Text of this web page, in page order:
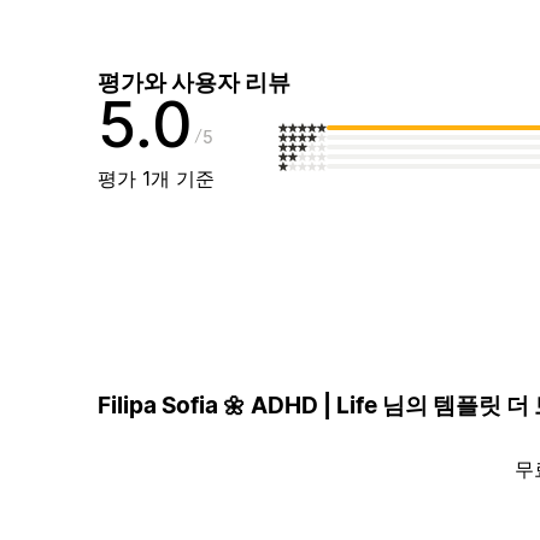
평가와 사용자 리뷰
5.0 5
평가 1개 기준
Filipa Sofia 🌼 ADHD | Life 님의 템플릿 더
무